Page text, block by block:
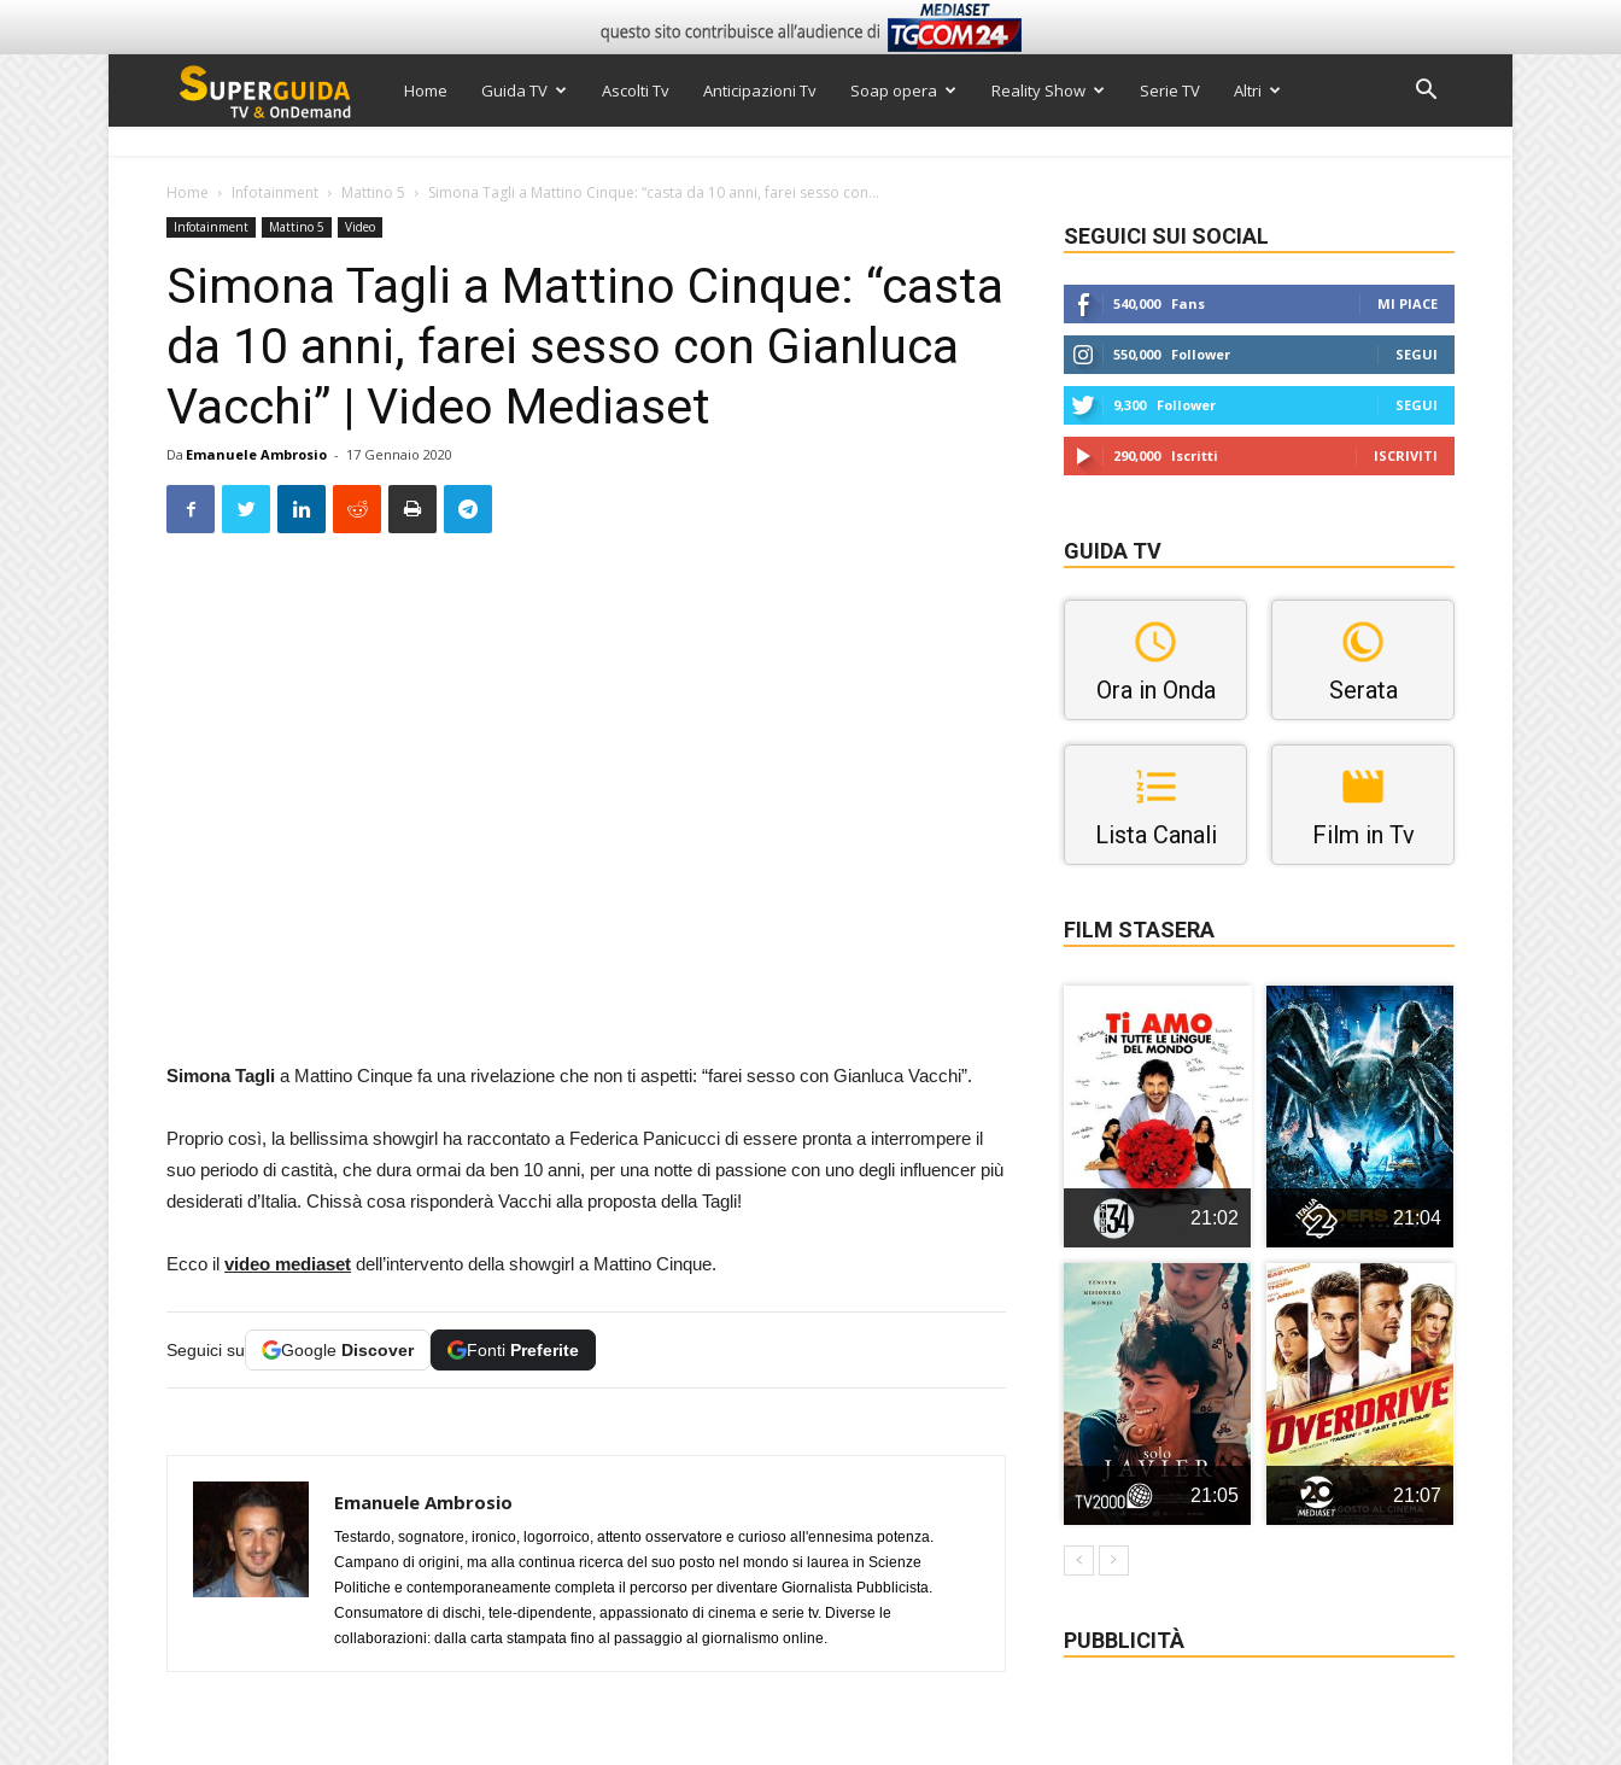
Super
Home Guida TV Ascolti Tv Anticipazioni Tv Soap opera Reality Show Serie TV Altri
Home Infotainment Mattino 5 Simona Tagli a Mattino Cinque: “casta da 10 anni, farei sesso con...
Infotainment Mattino 5 Video
Simona Tagli a Mattino Cinque: “casta
da 10 anni, farei sesso con Gianluca
Vacchi” | Video Mediaset
Da Emanuele Ambrosio - 17 Gennaio 2020
Simona Tagli a Mattino Cinque fa una rivelazione che non ti aspetti: “farei sesso con Gianluca Vacchi”.
Proprio così, la bellissima showgirl ha raccontato a Federica Panicucci di essere pronta a interrompere il
suo periodo di castità, che dura ormai da ben 10 anni, per una notte di passione con uno degli influencer più
desiderati d’Italia. Chissà cosa risponderà Vacchi alla proposta della Tagli!
Ecco il video mediaset dell’intervento della showgirl a Mattino Cinque.
Seguici su Google Discover Fonti Preferite
Emanuele Ambrosio
Testardo, sognatore, ironico, logorroico, attento osservatore e curioso all'ennesima potenza.
Campano di origini, ma alla continua ricerca del suo posto nel mondo si laurea in Scienze
Politiche e contemporaneamente completa il percorso per diventare Giornalista Pubblicista.
Consumatore di dischi, tele-dipendente, appassionato di cinema e serie tv. Diverse le
collaborazioni: dalla carta stampata fino al passaggio al giornalismo online.
SEGUICI SUI SOCIAL
540,000 Fans MI PIACE
550,000 Follower SEGUI
9,300 Follower SEGUI
290,000 Iscritti ISCRIVITI
GUIDA TV
Ora in Onda Serata
Lista Canali Film in Tv
FILM STASERA
21:02 21:04
21:05 21:07
PUBBLICITÀ